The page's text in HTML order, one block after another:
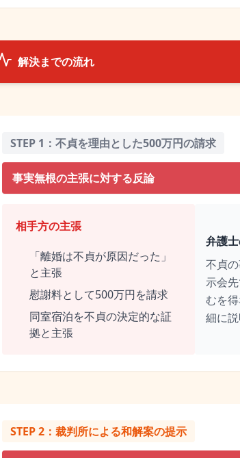
解決までの流れ
STEP 1：不貞を理由とした500万円の請求
事実無根の主張に対する反論
相手方の主張
「離婚は不貞が原因だった」
と主張
慰謝料として500万円を請求
同室宿泊を不貞の決定的な証
拠と主張
弁護士
不貞
示会
むを
細に説
STEP 2：裁判所による和解案の提示